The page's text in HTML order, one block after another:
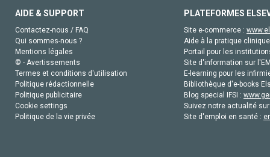
AIDE & SUPPORT
Contactez-nous / FAQ
Qui sommes-nous ?
Mentions légales
© - Avertissements
Termes et conditions d'utilisation
Politique rédactionnelle
Politique publicitaire
Cookie settings
Politique de la vie privée
PLATEFORMES
Site e-commerce :
Aide à la pratique
Portail pour les
Site d'information sur
E-learning pour les
Bibliothèque d'e-books
Blog special IFSI :
Suivez notre actualité
Site d'emploi en santé :